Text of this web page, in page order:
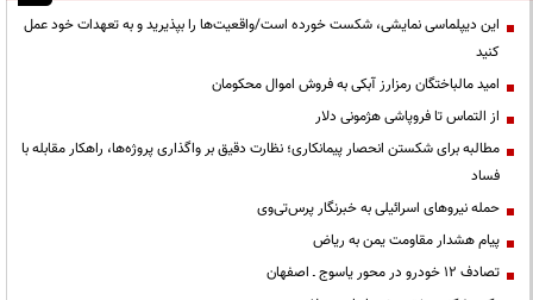
این دیپلماسی نمایشی، شکست خورده است/واقعیت‌ها را بپذیرید و به تعهدات خود عمل
کنید
امید مالباختگان رمزارز آبکی به فروش اموال محکومان
از التماس تا فروپاشی هژمونی دلار
مطالبه برای شکستن انحصار پیمانکاری؛ نظارت دقیق بر واگذاری پروژه‌ها، راهکار مقابله با
فساد
حمله نیروهای اسرائیلی به خبرنگار پرس‌تی‌وی
پیام هشدار مقاومت یمن به ریاض
تصادف ۱۲ خودرو در محور یاسوج ـ اصفهان